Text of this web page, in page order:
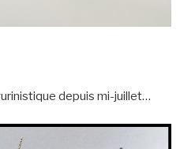
depuis mi-juillet…